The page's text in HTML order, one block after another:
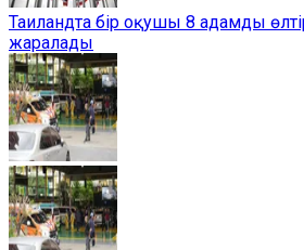
Таиландта бір оқушы 8 адамды
жаралады